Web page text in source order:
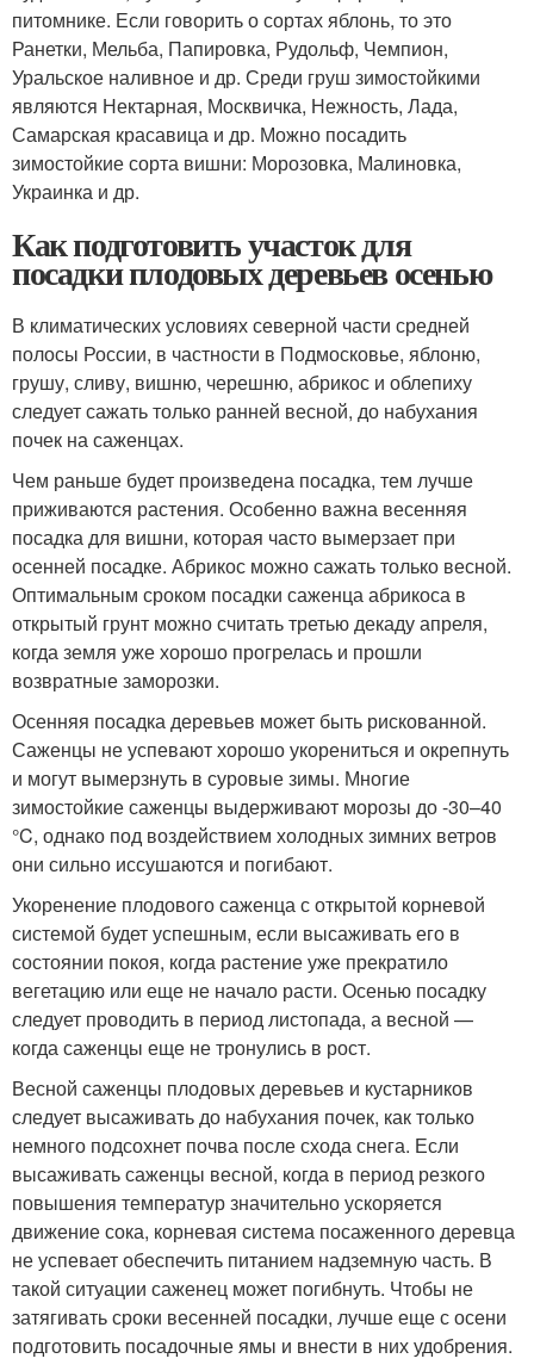
питомнике. Если говорить о сортах яблонь, то это
Ранетки, Мельба, Папировка, Рудольф, Чемпион,
Уральское наливное и др. Среди груш зимостойкими
являются Нектарная, Москвичка, Нежность, Лада,
Самарская красавица и др. Можно посадить
зимостойкие сорта вишни: Морозовка, Малиновка,
Украинка и др.
Как подготовить участок для
посадки плодовых деревьев осенью
В климатических условиях северной части средней
полосы России, в частности в Подмосковье, яблоню,
грушу, сливу, вишню, черешню, абрикос и облепиху
следует сажать только ранней весной, до набухания
почек на саженцах.
Чем раньше будет произведена посадка, тем лучше
приживаются растения. Особенно важна весенняя
посадка для вишни, которая часто вымерзает при
осенней посадке. Абрикос можно сажать только весной.
Оптимальным сроком посадки саженца абрикоса в
открытый грунт можно считать третью декаду апреля,
когда земля уже хорошо прогрелась и прошли
возвратные заморозки.
Осенняя посадка деревьев может быть рискованной.
Саженцы не успевают хорошо укорениться и окрепнуть
и могут вымерзнуть в суровые зимы. Многие
зимостойкие саженцы выдерживают морозы до -30–40
°C, однако под воздействием холодных зимних ветров
они сильно иссушаются и погибают.
Укоренение плодового саженца с открытой корневой
системой будет успешным, если высаживать его в
состоянии покоя, когда растение уже прекратило
вегетацию или еще не начало расти. Осенью посадку
следует проводить в период листопада, а весной —
когда саженцы еще не тронулись в рост.
Весной саженцы плодовых деревьев и кустарников
следует высаживать до набухания почек, как только
немного подсохнет почва после схода снега. Если
высаживать саженцы весной, когда в период резкого
повышения температур значительно ускоряется
движение сока, корневая система посаженного деревца
не успевает обеспечить питанием надземную часть. В
такой ситуации саженец может погибнуть. Чтобы не
затягивать сроки весенней посадки, лучше еще с осени
подготовить посадочные ямы и внести в них удобрения.